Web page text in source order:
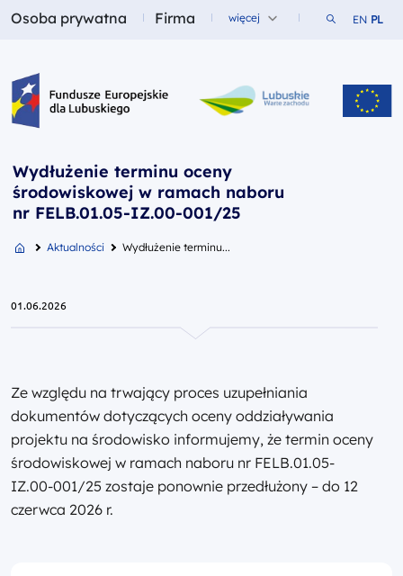
Fundusze dla
Osoba prywatna Fundusze dla
Firma więcej Szukaj w
EN PL
Fundusze Europejskie dla Lubuskiego
Wydłużenie terminu oceny
środowiskowej w ramach naboru
nr FELB.01.05-IZ.00-001/25
Aktualności Wydłużenie terminu...
01.06.2026
Ze względu na trwający proces uzupełniania
dokumentów dotyczących oceny oddziaływania
projektu na środowisko informujemy, że termin oceny
środowiskowej w ramach naboru nr FELB.01.05-
IZ.00-001/25 zostaje ponownie przedłużony – do 12
czerwca 2026 r.